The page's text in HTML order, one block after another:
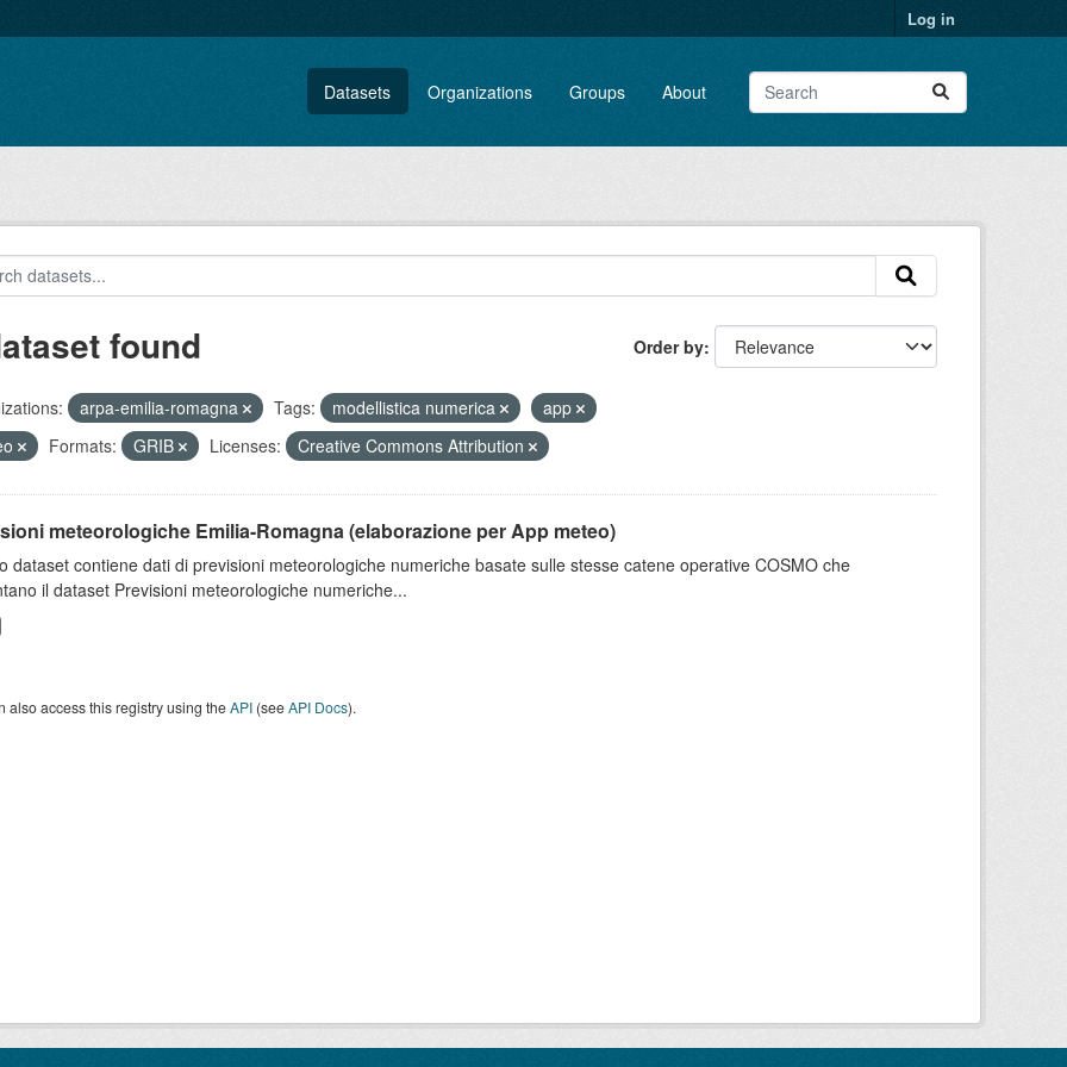
Log in
Datasets Organizations Groups About
Order by
found
arpa-emilia-romagna Tags: modellistica numerica
app
Formats: GRIB Licenses: Creative Commons Attribution
meteorologiche Emilia-Romagna (elaborazione per App meteo)
dataset contiene dati di previsioni meteorologiche numeriche basate sulle stesse catene operative COSMO che
il dataset Previsioni meteorologiche numeriche...
also access this registry using theAPI(seeAPI Docs).